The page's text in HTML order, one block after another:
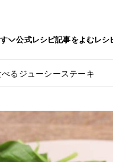
公式レシピ記事をよむレシ
るジューシーステーキ